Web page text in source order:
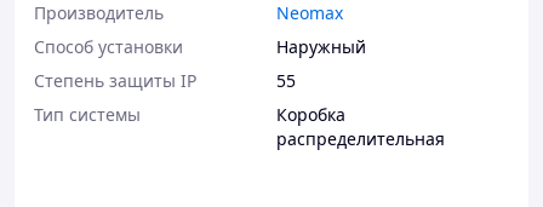
Производитель
Neomax
Способ установки
Наружный
Степень защиты IP
55
Тип системы
Коробка
распределительная